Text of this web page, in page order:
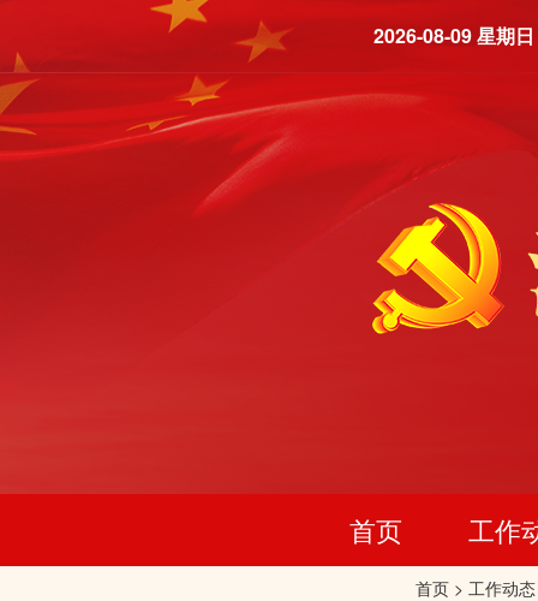
2026-08-09 星期日
首页 工作
首页 > 工作动态